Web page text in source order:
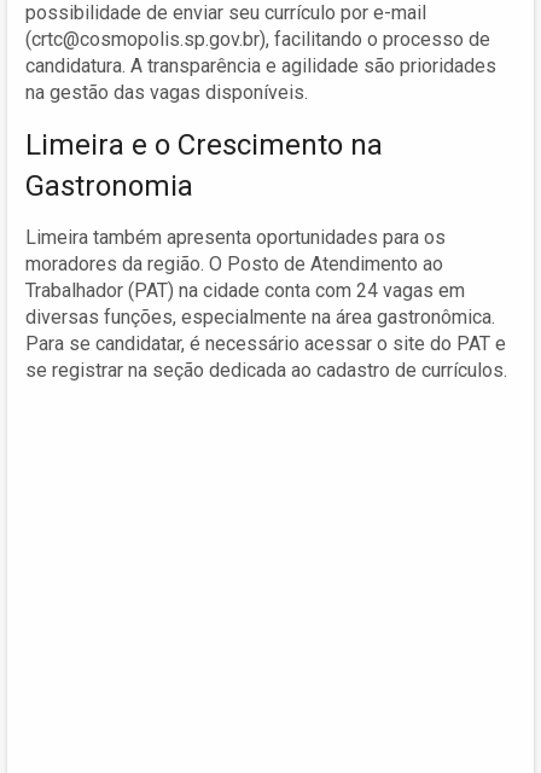
possibilidade de enviar seu currículo por e-mail
(crtc@cosmopolis.sp.gov.br), facilitando o processo de
candidatura. A transparência e agilidade são prioridades
na gestão das vagas disponíveis.
Limeira e o Crescimento na
Gastronomia
Limeira também apresenta oportunidades para os
moradores da região. O Posto de Atendimento ao
Trabalhador (PAT) na cidade conta com 24 vagas em
diversas funções, especialmente na área gastronômica.
Para se candidatar, é necessário acessar o site do PAT e
se registrar na seção dedicada ao cadastro de currículos.